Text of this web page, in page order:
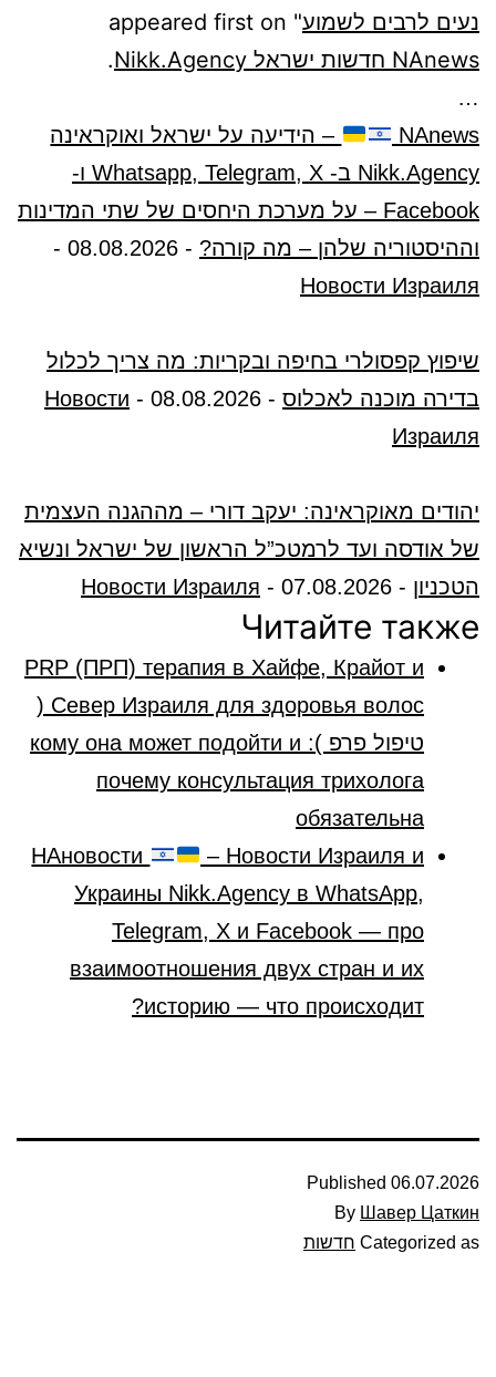
נעים לרבים לשמוע" appeared first on
NAnews חדשות ישראל Nikk.Agency
.
…
NAnews
– הידיעה על ישראל ואוקראינה
Nikk.Agency ב- Whatsapp, Telegram, X ו-
Facebook – על מערכת היחסים של שתי המדינות
וההיסטוריה שלהן – מה קורה? -
08.08.2026
-
Новости Израиля
שיפוץ קפסולרי בחיפה ובקריות: מה צריך לכלול
בדירה מוכנה לאכלוס -
08.08.2026
-
Новости
Израиля
יהודים מאוקראינה: יעקב דורי – מההגנה העצמית
של אודסה ועד לרמטכ”ל הראשון של ישראל ונשיא
הטכניון -
07.08.2026
-
Новости Израиля
Читайте также
PRP (ПРП) терапия в Хайфе, Крайот и
Север Израиля для здоровья волос (
טיפול פרפ ): кому она может подойти и
почему консультация трихолога
обязательна
НАновости
– Новости Израиля и
Украины Nikk.Agency в WhatsApp,
Telegram, X и Facebook — про
взаимоотношения двух стран и их
историю — что происходит?
Published 06.07.2026
By Шавер Цаткин
Categorized as חדשות